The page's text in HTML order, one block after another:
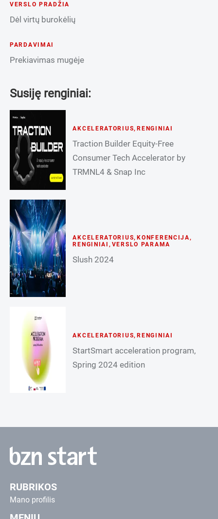
VERSLO PRADŽIA
Dėl virtų burokėlių
PARDAVIMAI
Prekiavimas mugėje
Susiję renginiai:
AKCELERATORIUS, RENGINIAI
Traction Builder Equity-Free
Consumer Tech Accelerator by
TRMNL4 & Snap Inc
AKCELERATORIUS, KONFERENCIJA,
RENGINIAI , VERSLO PARAMA
Slush 2024
AKCELERATORIUS, RENGINIAI
StartSmart acceleration program,
Spring 2024 edition
RUBRIKOS
Mano profilis